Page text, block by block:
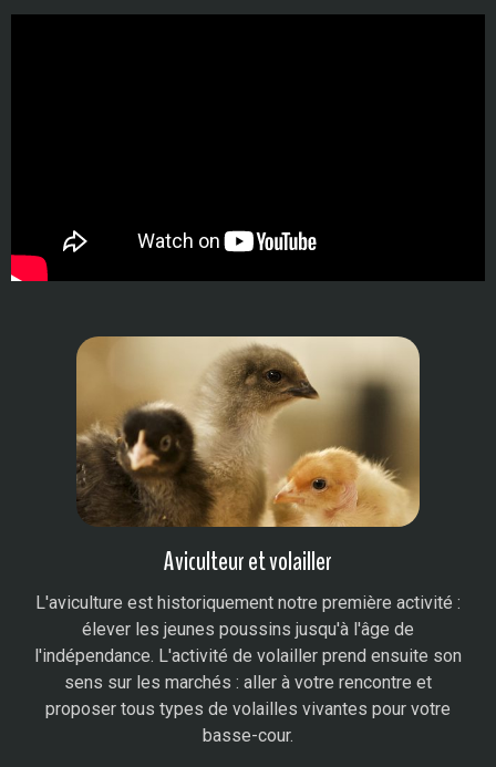
Aviculteur et volailler​
L'aviculture est historiquement notre première activité :
élever les jeunes poussins jusqu'à l'âge de
l'indépendance. L'activité de volailler prend ensuite son
sens sur les marchés : aller à votre rencontre et
proposer tous types de volailles vivantes pour votre
basse-cour.